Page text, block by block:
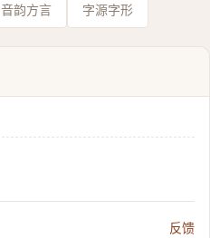
音韵方言 字源字形
反馈